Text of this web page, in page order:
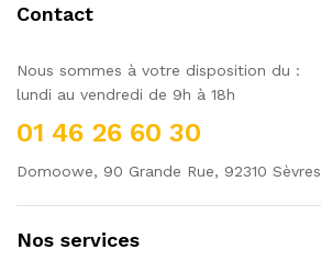
Contact
Nous sommes à votre disposition du :
lundi au vendredi de 9h à 18h
01 46 26 60 30
Domoowe, 90 Grande Rue, 92310 Sèvres
Nos services